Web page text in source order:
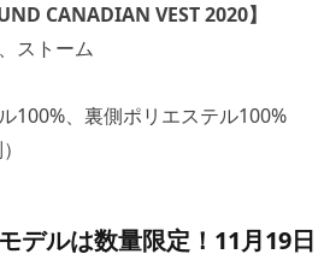
CANADIAN VEST 2020】
ストーム
100%、裏側ポリエステル100%
デルは数量限定！11月19日